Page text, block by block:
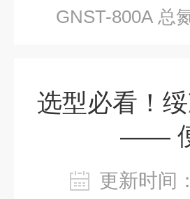
GNST-800A 总
选型必看！
——
更新时